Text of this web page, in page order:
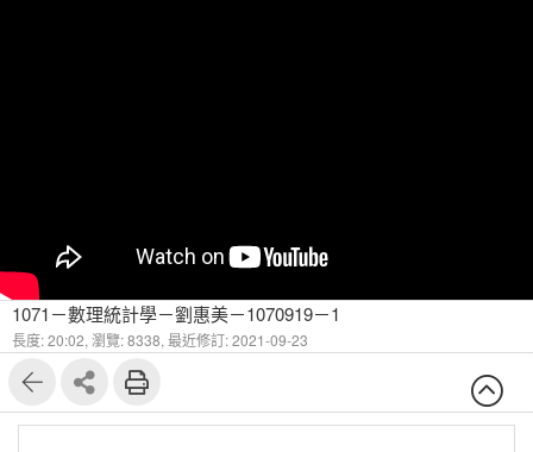
1071－數理統計學－劉惠美－1070919－1
長度: 20:02, 瀏覽: 8338, 最近修訂: 2021-09-23